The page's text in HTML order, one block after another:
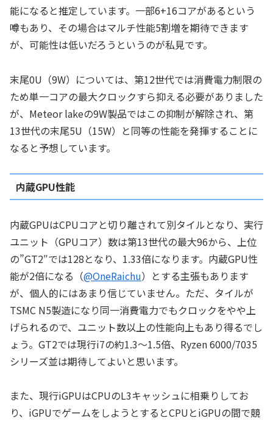
能になると推定しています。一部6+16コアがあるという
噂もあり、その場合はマルチ性能5割増を期待できます
が、可能性は低いだろうというのが私見です。
末尾0U（9W）については、第12世代では消費電力制限の
ため単一コアの最大クロックすら抑える必要がありました
が、Meteor lakeの9W製品ではこの抑制が解除され、第
13世代の末尾5U（15W）と同等の性能を発揮することに
なると予想しています。
内蔵GPU性能
内蔵GPUはCPUコアと切り離されて別タイルとなり、実行
ユニット（GPUコア）数は第13世代の最大96から、上位
の”GT2″では128となり、1.33倍になります。内蔵GPU性
能が2倍になる（@OneRaichu）とする主張もあります
が、個人的にはあまり信じていません。ただ、タイルが
TSMC N5製造になり同一消費電力でもクロックをやや上
げられるので、ユニット数以上の性能向上もあり得るでし
ょう。GT2では現行i7の約1.3～1.5倍、Ryzen 6000/7035
シリーズ並は期待してよいと思います。
また、現行iGPUはCPUのL3キャッシュに相乗りしてお
り、iGPUでゲームをしようとするとCPUとiGPUの間で競